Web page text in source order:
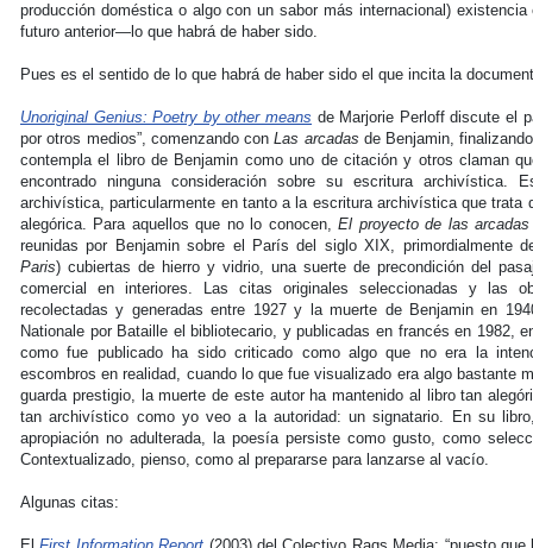
producción doméstica o algo con un sabor más internacional)
futuro anterior—lo que habrá de haber sido.
Pues es el sentido de lo que habrá de haber sido el que incita la
Unoriginal Genius: Poetry by other means de Marjorie Perloff discute el
por otros medios”, comenzando conLas arcadas de Benjamin,
contempla el libro de Benjamin como uno de citación y otros claman
encontrado ninguna consideración sobre su escritura archivística.
archivística, particularmente en tanto a la escritura archivística que
alegórica. Para aquellos que no lo conocen,El proyecto de las arcadas
reunidas por Benjamin sobre el París del siglo XIX, primordialmente
Paris) cubiertas de hierro y vidrio, una suerte de precondición del
comercial en interiores. Las citas originales seleccionadas y las
recolectadas y generadas entre 1927 y la muerte de Benjamin en
Nationale por Bataille el bibliotecario, y publicadas en francés en 1982,
como fue publicado ha sido criticado como algo que no era la
escombros en realidad, cuando lo que fue visualizado era algo bastante
guarda prestigio, la muerte de este autor ha mantenido al libro tan
tan archivístico como yo veo a la autoridad: un signatario. En su
apropiación no adulterada, la poesía persiste como gusto, como
Contextualizado, pienso, como al prepararse para lanzarse al vacío.
Algunas citas: